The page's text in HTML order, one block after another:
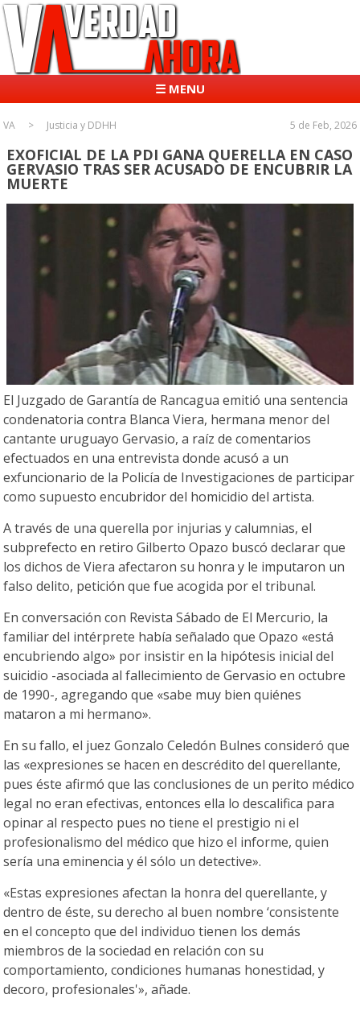
☰ MENU
VA Justicia y DDHH 5 de Feb, 2026
EXOFICIAL DE LA PDI GANA QUERELLA EN CASO
GERVASIO TRAS SER ACUSADO DE ENCUBRIR LA
MUERTE
El Juzgado de Garantía de Rancagua emitió una sentencia
condenatoria contra Blanca Viera, hermana menor del
cantante uruguayo Gervasio, a raíz de comentarios
efectuados en una entrevista donde acusó a un
exfuncionario de la Policía de Investigaciones de participar
como supuesto encubridor del homicidio del artista.
A través de una querella por injurias y calumnias, el
subprefecto en retiro Gilberto Opazo buscó declarar que
los dichos de Viera afectaron su honra y le imputaron un
falso delito, petición que fue acogida por el tribunal.
En conversación con Revista Sábado de El Mercurio, la
familiar del intérprete había señalado que Opazo «está
encubriendo algo» por insistir en la hipótesis inicial del
suicidio -asociada al fallecimiento de Gervasio en octubre
de 1990-, agregando que «sabe muy bien quiénes
mataron a mi hermano».
En su fallo, el juez Gonzalo Celedón Bulnes consideró que
las «expresiones se hacen en descrédito del querellante,
pues éste afirmó que las conclusiones de un perito médico
legal no eran efectivas, entonces ella lo descalifica para
opinar al respecto pues no tiene el prestigio ni el
profesionalismo del médico que hizo el informe, quien
sería una eminencia y él sólo un detective».
«Estas expresiones afectan la honra del querellante, y
dentro de éste, su derecho al buen nombre ‘consistente
en el concepto que del individuo tienen los demás
miembros de la sociedad en relación con su
comportamiento, condiciones humanas honestidad, y
decoro, profesionales'», añade.